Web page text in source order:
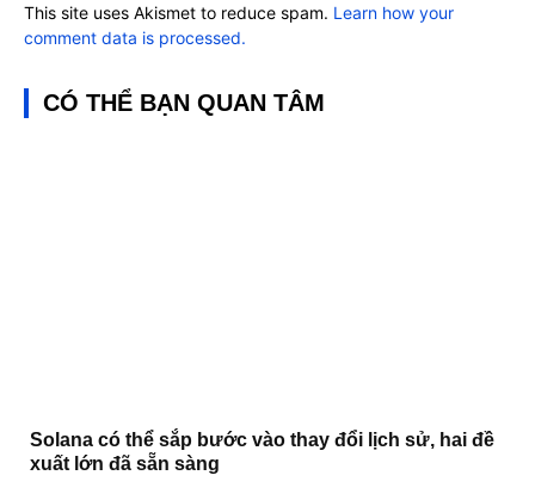
This site uses Akismet to reduce spam. Learn how your
comment data is processed.
CÓ THỂ BẠN QUAN TÂM
Solana có thể sắp bước vào thay đổi lịch sử, hai đề
xuất lớn đã sẵn sàng